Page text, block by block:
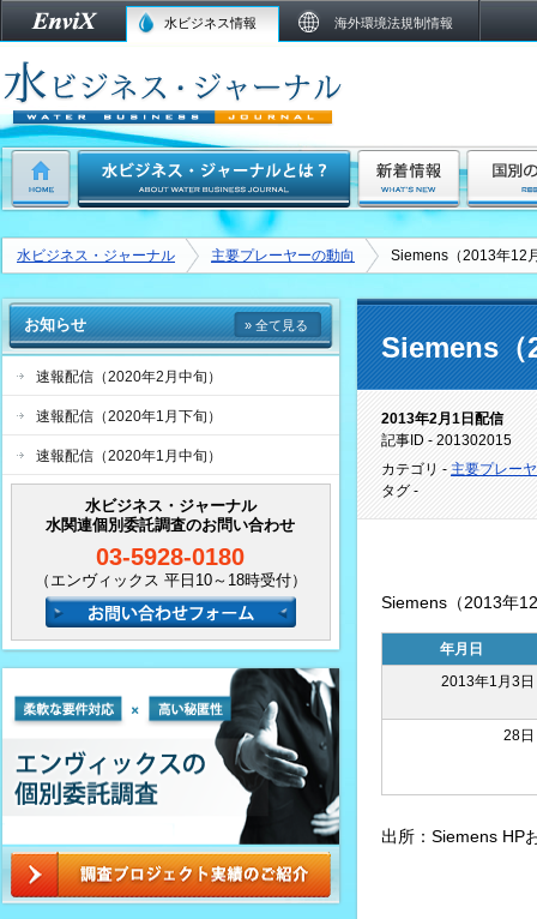
水ビジネス情報 海外環境法規制情報
水ビジネス・ジャーナル 主要プレーヤーの動向 Siemens（2013年12
Siemens（
2013年2月1日配信
記事ID - 201302015
カテゴリ - 主要プレー
タグ -
Siemens（2013年
年月日
2013年1月3日
28日
出所：Siemens HP
お知らせ » 全て見る
速報配信（2020年2月中旬）
速報配信（2020年1月下旬）
速報配信（2020年1月中旬）
水ビジネス・ジャーナル
水関連個別委託調査のお問い合わせ
03-5928-0180
（エンヴィックス 平日10～18時受付）